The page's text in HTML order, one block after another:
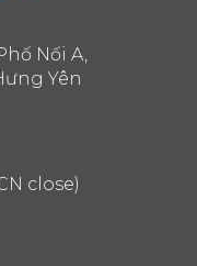
Nối A,
Yên
close)